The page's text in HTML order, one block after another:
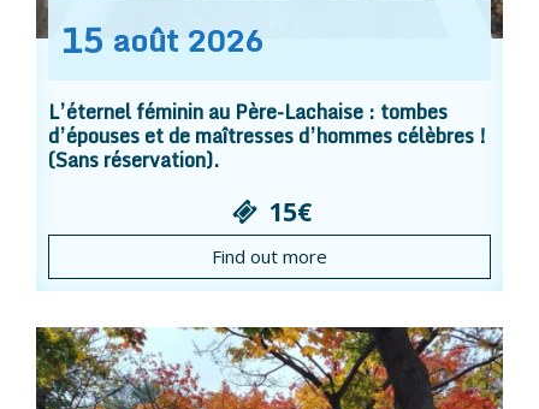
15 août 2026
L’éternel féminin au Père-Lachaise : tombes
d’épouses et de maîtresses d’hommes célèbres !
(Sans réservation).
15€
Find out more